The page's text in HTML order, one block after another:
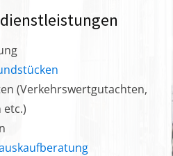
(Verkehrswertgutachten,